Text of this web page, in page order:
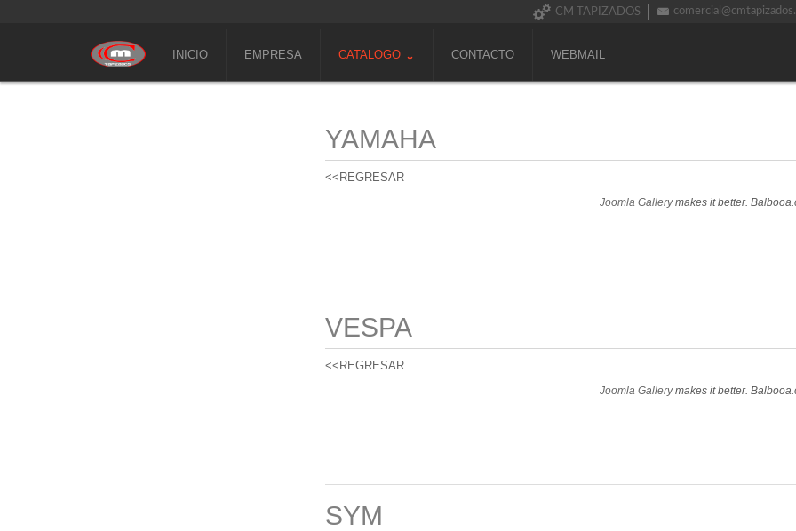
CM TAPIZADOS
INICIO EMPRESA CATALOGO CONTACTO WEBMAIL
YAMAHA
<<REGRESAR
Joomla Gallerymakes it better.
VESPA
<<REGRESAR
Joomla Gallerymakes it better.
SYM